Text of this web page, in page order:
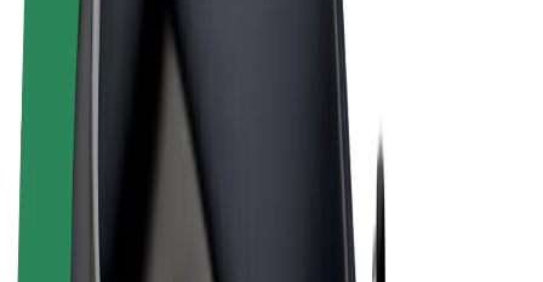
E-Scooter/E-Bikes
Bolt Market